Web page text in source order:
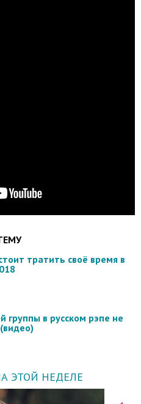
тратить своё время в
группы в русском рэпе не
ЭТОЙ НЕДЕЛЕ